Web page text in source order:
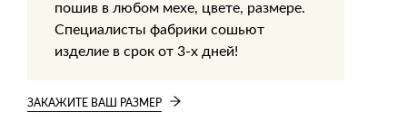
пошив в любом мехе, цвете, размере.
Специалисты фабрики сошьют
изделие в срок от 3-х дней!
ЗАКАЖИТЕ ВАШ РАЗМЕР